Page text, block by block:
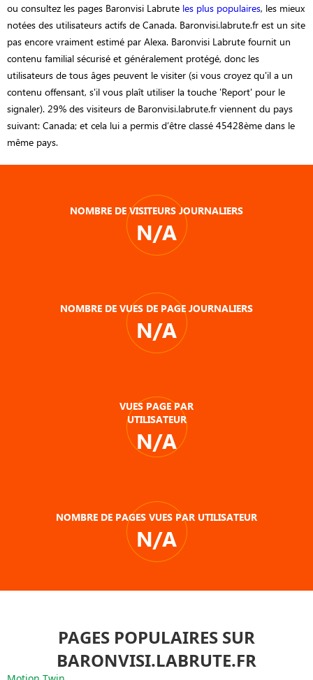
ou consultez les pages Baronvisi Labrute les plus populaires, les mieux
notées des utilisateurs actifs de Canada. Baronvisi.labrute.fr est un site
pas encore vraiment estimé par Alexa. Baronvisi Labrute fournit un
contenu familial sécurisé et généralement protégé, donc les
utilisateurs de tous âges peuvent le visiter (si vous croyez qu'il a un
contenu offensant, s'il vous plaît utiliser la touche 'Report' pour le
signaler). 29% des visiteurs de Baronvisi.labrute.fr viennent du pays
suivant: Canada; et cela lui a permis d’être classé 45428ème dans le
même pays.
NOMBRE DE VISITEURS JOURNALIERS
N/A
NOMBRE DE VUES DE PAGE JOURNALIERS
N/A
VUES PAGE PAR
UTILISATEUR
N/A
NOMBRE DE PAGES VUES PAR UTILISATEUR
N/A
PAGES POPULAIRES SUR
BARONVISI.LABRUTE.FR